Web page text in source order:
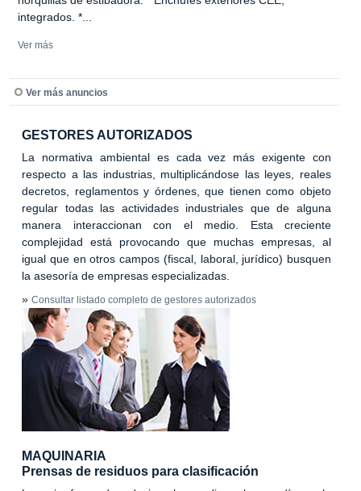
integrados. *...
Ver más
Ver más anuncios
GESTORES AUTORIZADOS
La normativa ambiental es cada vez más exigente con
respecto a las industrias, multiplicándose las leyes, reales
decretos, reglamentos y órdenes, que tienen como objeto
regular todas las actividades industriales que de alguna
manera interaccionan con el medio. Esta creciente
complejidad está provocando que muchas empresas, al
igual que en otros campos (fiscal, laboral, jurídico) busquen
la asesoría de empresas especializadas.
» Consultar listado completo de gestores autorizados
MAQUINARIA
Prensas de residuos para clasificación